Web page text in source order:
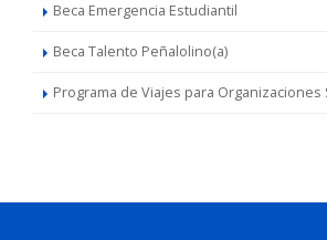
Beca Emergencia Estudiantil
Beca Talento Peñalolino(a)
Programa de Viajes para Organizaciones